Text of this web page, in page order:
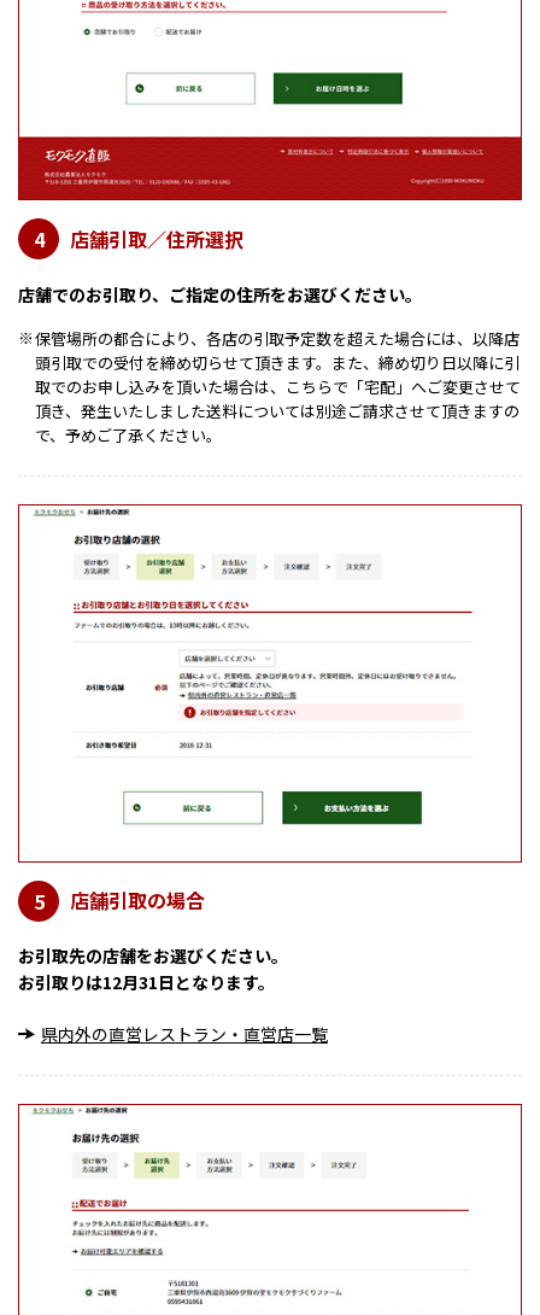
4 店舗引取／住所選択
店舗でのお引取り、ご指定の住所をお選びください。
※ 保管場所の都合により、各店の引取予定数を超えた場合には、以降店
頭引取での受付を締め切らせて頂きます。また、締め切り日以降に引
取でのお申し込みを頂いた場合は、こちらで「宅配」へご変更させて
頂き、発生いたしました送料については別途ご請求させて頂きますの
で、予めご了承ください。
5 店舗引取の場合
お引取先の店舗をお選びください。
お引取りは12月31日となります。
県内外の直営レストラン・直営店一覧